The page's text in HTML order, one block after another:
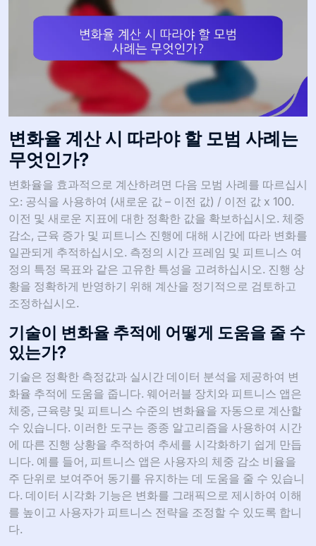
변화율 계산 시 따라야 할 모범 사례는
무엇인가?
변화율을 효과적으로 계산하려면 다음 모범 사례를 따르십시
오: 공식을 사용하여 (새로운 값 – 이전 값) / 이전 값 x 100.
이전 및 새로운 지표에 대한 정확한 값을 확보하십시오. 체중
감소, 근육 증가 및 피트니스 진행에 대해 시간에 따라 변화를
일관되게 추적하십시오. 측정의 시간 프레임 및 피트니스 여
정의 특정 목표와 같은 고유한 특성을 고려하십시오. 진행 상
황을 정확하게 반영하기 위해 계산을 정기적으로 검토하고
조정하십시오.
기술이 변화율 추적에 어떻게 도움을 줄 수
있는가?
기술은 정확한 측정값과 실시간 데이터 분석을 제공하여 변
화율 추적에 도움을 줍니다. 웨어러블 장치와 피트니스 앱은
체중, 근육량 및 피트니스 수준의 변화율을 자동으로 계산할
수 있습니다. 이러한 도구는 종종 알고리즘을 사용하여 시간
에 따른 진행 상황을 추적하여 추세를 시각화하기 쉽게 만듭
니다. 예를 들어, 피트니스 앱은 사용자의 체중 감소 비율을
주 단위로 보여주어 동기를 유지하는 데 도움을 줄 수 있습니
다. 데이터 시각화 기능은 변화를 그래픽으로 제시하여 이해
를 높이고 사용자가 피트니스 전략을 조정할 수 있도록 합니
다.